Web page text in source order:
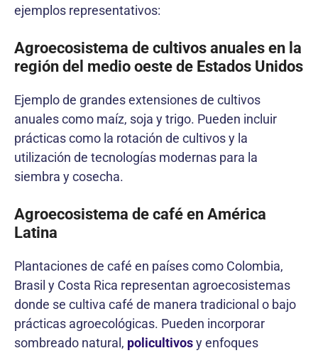
ejemplos representativos:
Agroecosistema de cultivos anuales en la
región del medio oeste de Estados Unidos
Ejemplo de grandes extensiones de cultivos
anuales como maíz, soja y trigo. Pueden incluir
prácticas como la rotación de cultivos y la
utilización de tecnologías modernas para la
siembra y cosecha.
Agroecosistema de café en América
Latina
Plantaciones de café en países como Colombia,
Brasil y Costa Rica representan agroecosistemas
donde se cultiva café de manera tradicional o bajo
prácticas agroecológicas. Pueden incorporar
sombreado natural, policultivosy enfoques